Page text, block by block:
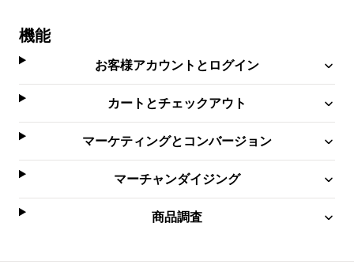
機能
お客様アカウントとログイン
カートとチェックアウト
マーケティングとコンバージョン
マーチャンダイジング
商品調査